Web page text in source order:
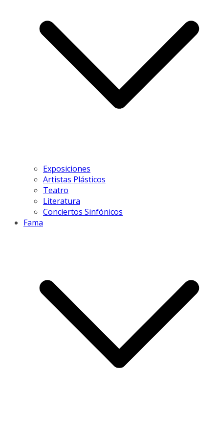
Exposiciones
Artistas Plásticos
Teatro
Literatura
Conciertos Sinfónicos
Fama